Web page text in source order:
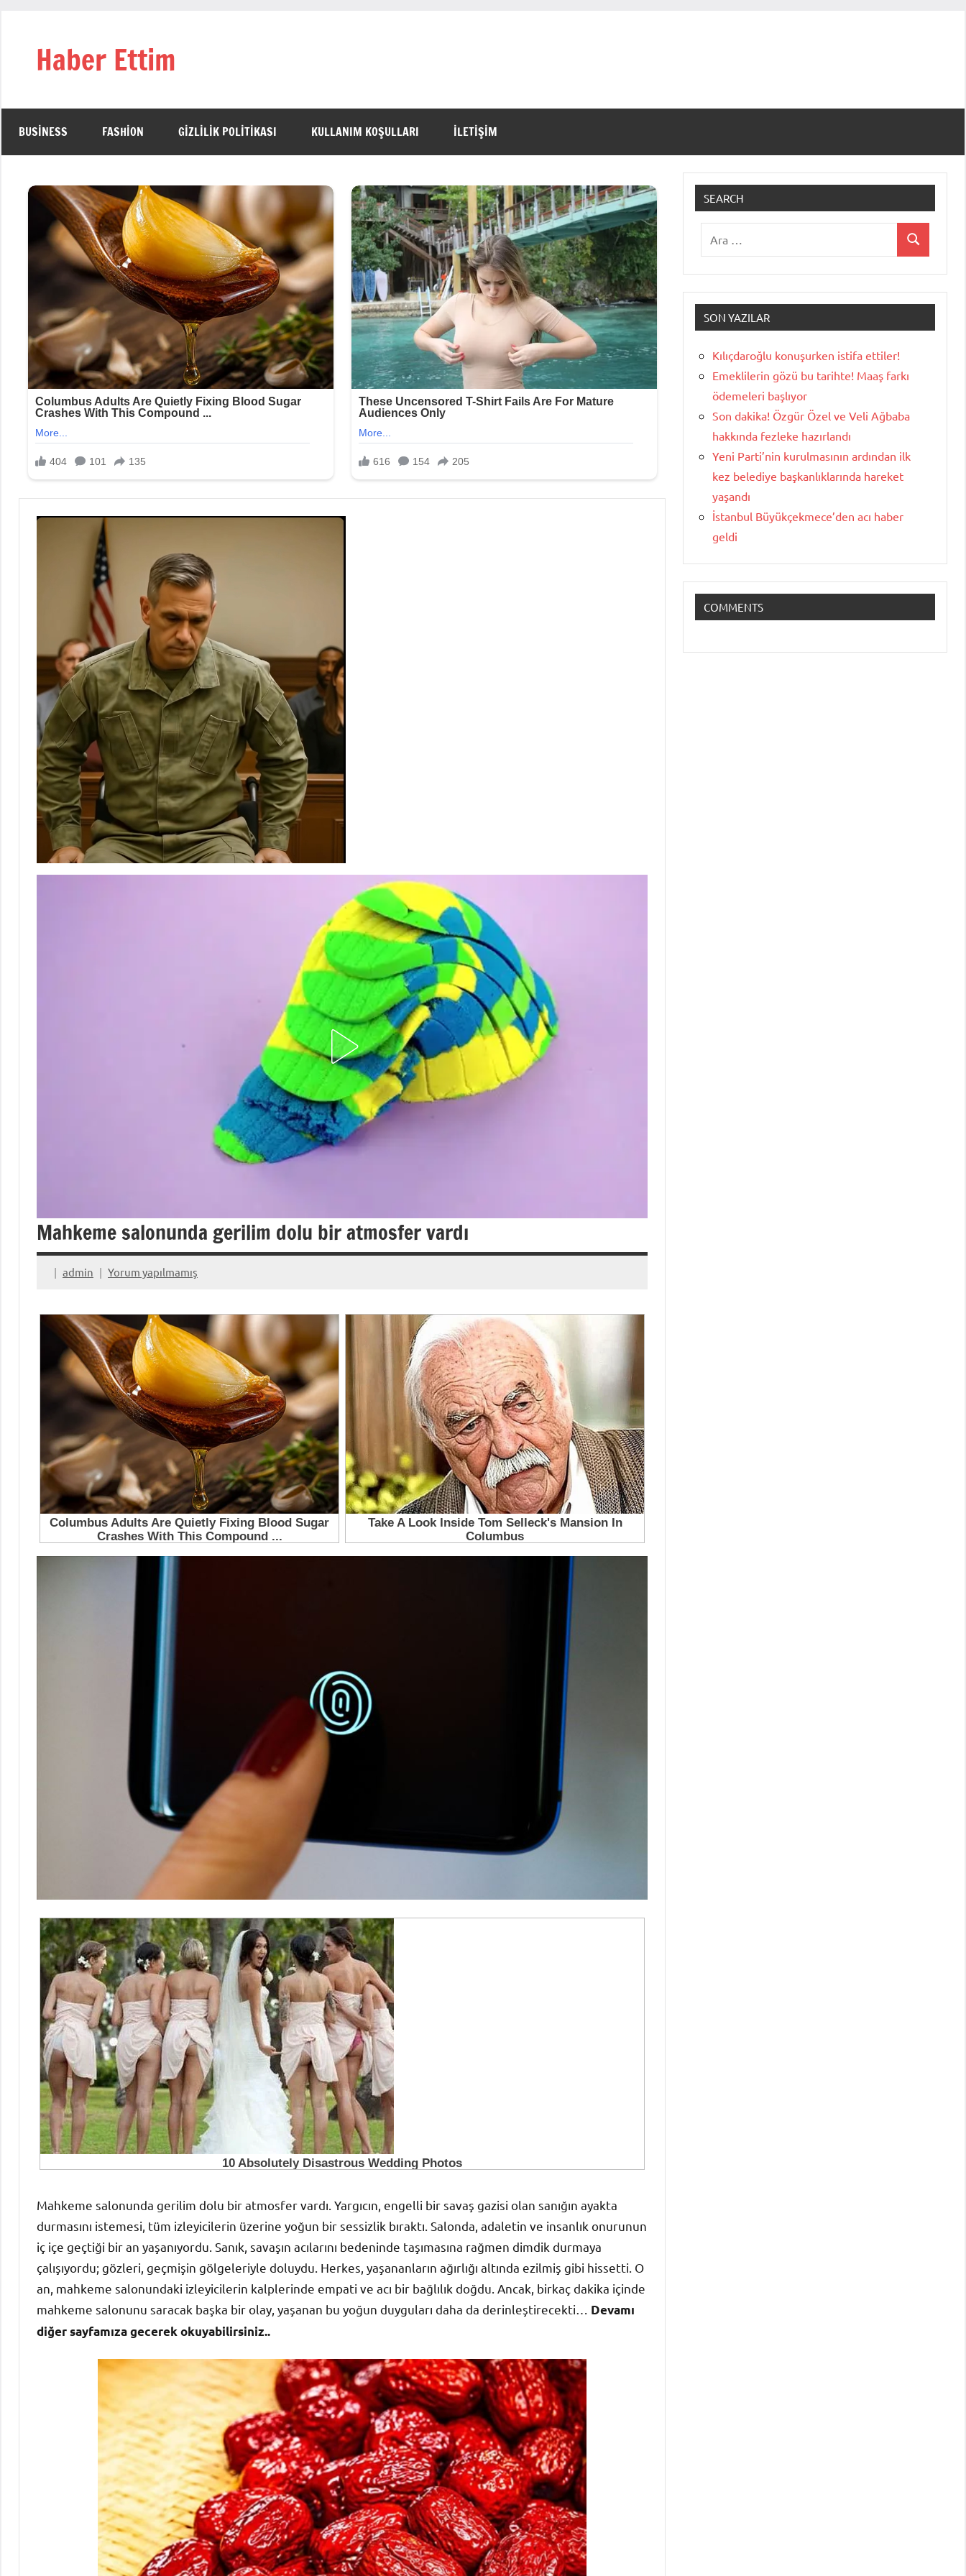
Haber Ettim
BUSINESS FASHION GIZLILIK POLITIKASI KULLANIM KOŞULLARI İLETİŞİM
Mahkeme salonunda gerilim dolu bir atmosfer vardı
admin Yorum yapılmamış
Mahkeme salonunda gerilim dolu bir atmosfer vardı. Yargıcın, engelli bir savaş gazisi olan sanığın ayakta
durmasını istemesi, tüm izleyicilerin üzerine yoğun bir sessizlik bıraktı. Salonda, adaletin ve insanlık onurunun
iç içe geçtiği bir an yaşanıyordu. Sanık, savaşın acılarını bedeninde taşımasına rağmen dimdik durmaya
çalışıyordu; gözleri, geçmişin gölgeleriyle doluydu. Herkes, yaşananların ağırlığı altında ezilmiş gibi hissetti. O
an, mahkeme salonundaki izleyicilerin kalplerinde empati ve acı bir bağlılık doğdu. Ancak, birkaç dakika içinde
mahkeme salonunu saracak başka bir olay, yaşanan bu yoğun duyguları daha da derinleştirecekti… Devamı
diğer sayfamıza gecerek okuyabilirsiniz..
SEARCH
Ara
SON YAZILAR
Kılıçdaroğlu konuşurken istifa ettiler!
Emeklilerin gözü bu tarihte! Maaş farkı
ödemeleri başlıyor
Son dakika! Özgür Özel ve Veli Ağbaba
hakkında fezleke hazırlandı
Yeni Parti’nin kurulmasının ardından ilk
kez belediye başkanlıklarında hareket
yaşandı
İstanbul Büyükçekmece’den acı haber
geldi
COMMENTS